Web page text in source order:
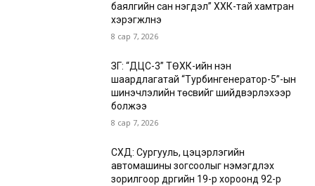
баялгийн сан нэгдэл” ХХК-тай хамтран
хэрэгжүүлнэ
8 сар 7, 2026
ЗГ: “ДЦС-3” ТӨХК-ийн нэн
шаардлагатай “Турбингенератор-5”-ын
шинэчлэлийн төсвийг шийдвэрлэхээр
болжээ
8 сар 7, 2026
СХД: Сургууль, цэцэрлэгийн
автомашины зогсоолыг нэмэгдүүлэх
зорилгоор дүүргийн 19-р хороонд 92-р